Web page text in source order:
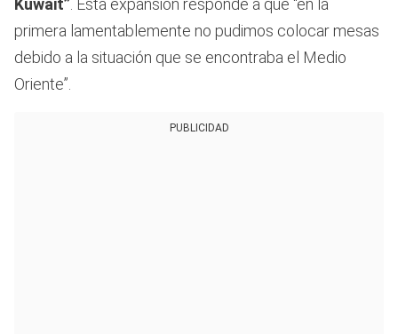
Kuwait”. Esta expansión responde a que “en la
primera lamentablemente no pudimos colocar mesas
debido a la situación que se encontraba el Medio
Oriente”.
PUBLICIDAD